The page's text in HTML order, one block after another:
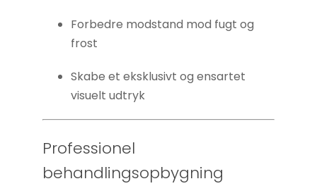
Forbedre modstand mod fugt og
frost
Skabe et eksklusivt og ensartet
visuelt udtryk
Professionel
behandlingsopbygning
Oplevelse
hjemmeside
skal fungere
så godt som
dit besøg.
Hvis du